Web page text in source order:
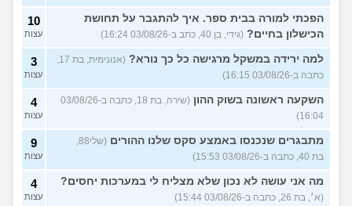
הפכתי למורה בבית ספר. איך להתגבר על תחושת
הכישלון בחיים? (גידי, בן 40, כתב ב-03/08/26 16:24)
10
עצות
למה ירידה במשקל מרגישה כל כך נורא?
(אנונימית, בת 17,
כתבה ב-03/08/26 16:15)
3
עצות
השקעה ראשונה בשוק ההון
(שירה, בת 18, כתבה ב-03/08/26
16:04)
4
עצות
מתבגרים שנכנסו באמצע סקס שלנו ההורים
(שלי88,
בת 40, כתבה ב-03/08/26 15:53)
9
עצות
מה אני עושה לא נכון שלא מצליח לי במערכות יחסים?
(א׳, בת 26, כתבה ב-03/08/26 15:44)
4
עצות